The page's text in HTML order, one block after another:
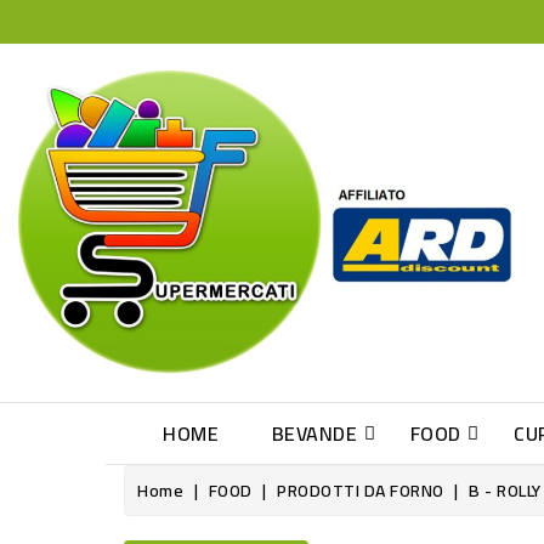
HOME BEVANDE FOOD
Home FOOD PRODOTTI DA FORNO B -